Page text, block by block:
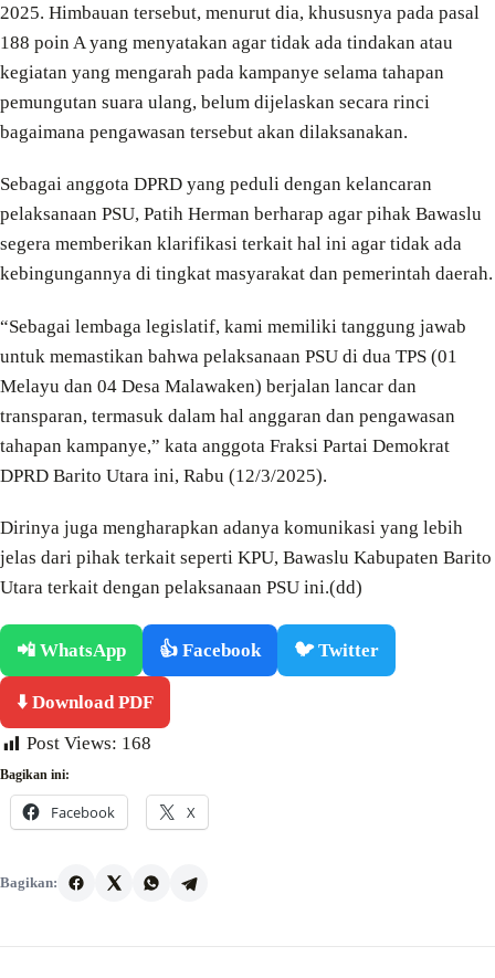
2025. Himbauan tersebut, menurut dia, khususnya pada pasal
188 poin A yang menyatakan agar tidak ada tindakan atau
kegiatan yang mengarah pada kampanye selama tahapan
pemungutan suara ulang, belum dijelaskan secara rinci
bagaimana pengawasan tersebut akan dilaksanakan.
Sebagai anggota DPRD yang peduli dengan kelancaran
pelaksanaan PSU, Patih Herman berharap agar pihak Bawaslu
segera memberikan klarifikasi terkait hal ini agar tidak ada
kebingungannya di tingkat masyarakat dan pemerintah daerah.
“Sebagai lembaga legislatif, kami memiliki tanggung jawab
untuk memastikan bahwa pelaksanaan PSU di dua TPS (01
Melayu dan 04 Desa Malawaken) berjalan lancar dan
transparan, termasuk dalam hal anggaran dan pengawasan
tahapan kampanye,” kata anggota Fraksi Partai Demokrat
DPRD Barito Utara ini, Rabu (12/3/2025).
Dirinya juga mengharapkan adanya komunikasi yang lebih
jelas dari pihak terkait seperti KPU, Bawaslu Kabupaten Barito
Utara terkait dengan pelaksanaan PSU ini.(dd)
📲 WhatsApp 👍 Facebook 🐦 Twitter
⬇️ Download PDF
Post Views: 168
Bagikan ini:
Facebook X
Bagikan: